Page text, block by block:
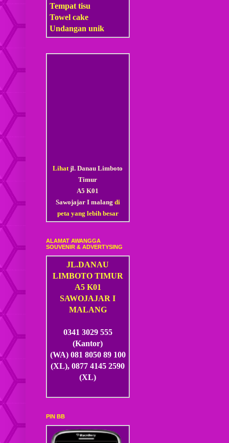
Tempat tisu
Towel cake
Undangan unik
Lihatjl. Danau Limboto
Timur
A5 K01
Sawojajar I malang di
peta yang lebih besar
ALAMAT AWANGGA
SOUVENIR & ADVERTYSING
JL.DANAU
LIMBOTO TIMUR
A5 K01
SAWOJAJAR I
MALANG
0341 3029 555
(Kantor)
(WA) 081 8050 89 100
(XL), 0877 4145 2590
(XL)
PIN BB